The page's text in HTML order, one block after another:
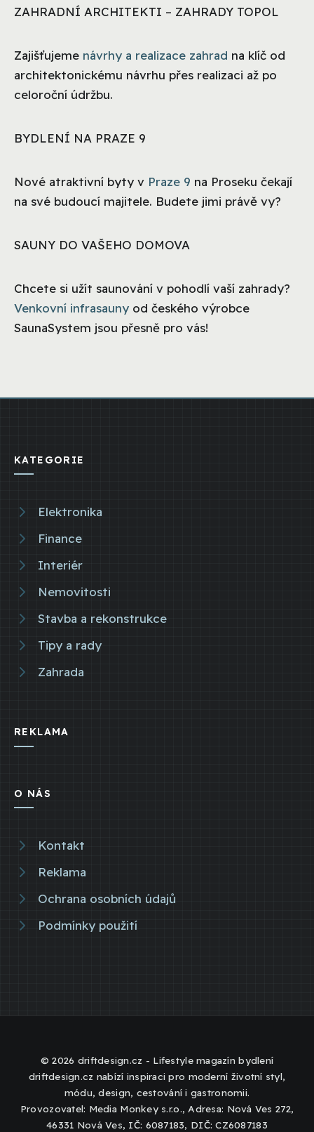
ZAHRADNÍ ARCHITEKTI – ZAHRADY TOPOL
Zajišťujeme návrhy a realizace zahrad na klíč od
architektonickému návrhu přes realizaci až po
celoroční údržbu.
BYDLENÍ NA PRAZE 9
Nové atraktivní byty v Praze 9 na Proseku čekají
na své budoucí majitele. Budete jimi právě vy?
SAUNY DO VAŠEHO DOMOVA
Chcete si užít saunování v pohodlí vaší zahrady?
Venkovní infrasauny od českého výrobce
SaunaSystem jsou přesně pro vás!
KATEGORIE
Elektronika
Finance
Interiér
Nemovitosti
Stavba a rekonstrukce
Tipy a rady
Zahrada
REKLAMA
O NÁS
Kontakt
Reklama
Ochrana osobních údajů
Podmínky použití
© 2026 driftdesign.cz - Lifestyle magazín bydlení
driftdesign.cz nabízí inspiraci pro moderní životní styl,
módu, design, cestování i gastronomii.
Provozovatel: Media Monkey s.r.o., Adresa: Nová Ves 272,
46331 Nová Ves, IČ: 6087183, DIČ: CZ6087183